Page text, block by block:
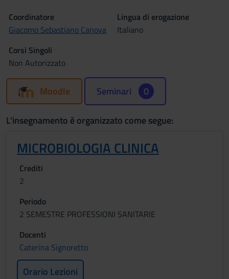
Coordinatore
Giacomo Sebastiano Canova
Lingua di erogazione
Italiano
Corsi Singoli
Non Autorizzato
Moodle Seminari 0
L'insegnamento è organizzato come segue:
MICROBIOLOGIA CLINICA
Crediti
2
Periodo
2 SEMESTRE PROFESSIONI SANITARIE
Docenti
Caterina Signoretto
Orario Lezioni